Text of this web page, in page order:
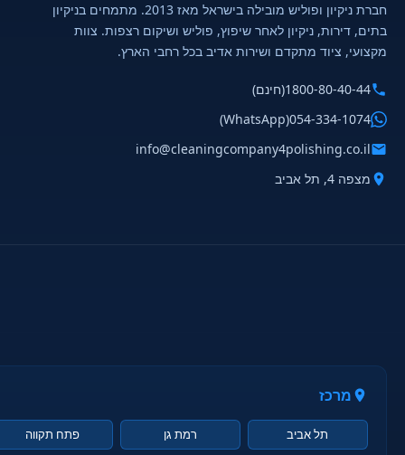
חברת ניקיון ופוליש מובילה בישראל מאז 2013. מתמחים בניקיון
בתים, דירות, ניקיון לאחר שיפוץ, פוליש ושיקום רצפות. צוות
מקצועי, ציוד מתקדם ושירות אדיב בכל רחבי הארץ.
1800-80-40-44(חינם)
054-334-1074
(WhatsApp)
info@cleaningcompany4polishing.co.il
מצפה 4, תל אביב
מרכז
תל אביב רמת גן פתח תקווה